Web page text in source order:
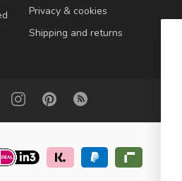
Privacy & cookies
Shipping and returns